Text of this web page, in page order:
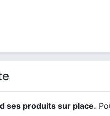
ses produits sur place.